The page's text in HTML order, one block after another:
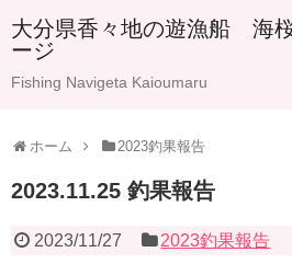
大分県香々地の遊漁船 海
ージ
Fishing Navigeta Kaioumaru
ホーム 2023釣果報告
2023.11.25 釣果報告
2023/11/27 2023釣果報告